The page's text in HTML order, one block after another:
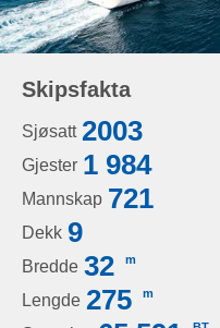
Skipsfakta
Sjøsatt 2003
Gjester 1 984
Mannskap 721
Dekk 9
Bredde 32 m
Lengde 275 m